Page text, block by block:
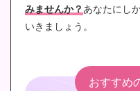
みませんか？あなたにし
いきましょう。
おすすめ